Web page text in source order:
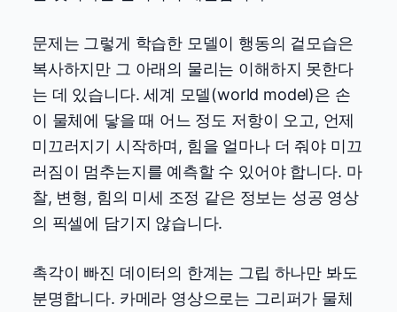
문제는 그렇게 학습한 모델이 행동의 겉모습은
복사하지만 그 아래의 물리는 이해하지 못한다
는 데 있습니다. 세계 모델(world model)은 손
이 물체에 닿을 때 어느 정도 저항이 오고, 언제
미끄러지기 시작하며, 힘을 얼마나 더 줘야 미끄
러짐이 멈추는지를 예측할 수 있어야 합니다. 마
찰, 변형, 힘의 미세 조정 같은 정보는 성공 영상
의 픽셀에 담기지 않습니다.
촉각이 빠진 데이터의 한계는 그립 하나만 봐도
분명합니다. 카메라 영상으로는 그리퍼가 물체